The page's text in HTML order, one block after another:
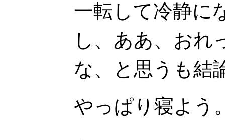
一転して冷静に
し、ああ、おれ
な、と思うも結
やっぱり寝よう